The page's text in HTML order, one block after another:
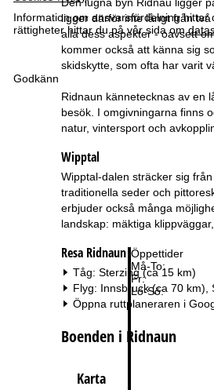
Information om ansvarsfördelning
rättigheter hittar du på vår sida om
Godkänn
Öppettider
Må-To:
Fr:
Lö-Sö:
t
s
i
d
a
ligger därför inte långt från
alla dess aspekter - oavsett
kommer också att känna sig
skidskytte, som ofta har varit
Ridnaun kännetecknas av en
besök. I omgivningarna finns
natur, vintersport och
Wipptal
Wipptal-dalen sträcker sig
traditionella seder och
erbjuder också många
landskap: mäktiga
Resa Ridnaun
Tåg: Sterzing (ca 15 km)
Flyg: Innsbruck (ca 70 km),
Öppna ruttplaneraren i
Boenden i Ridnaun
Karta